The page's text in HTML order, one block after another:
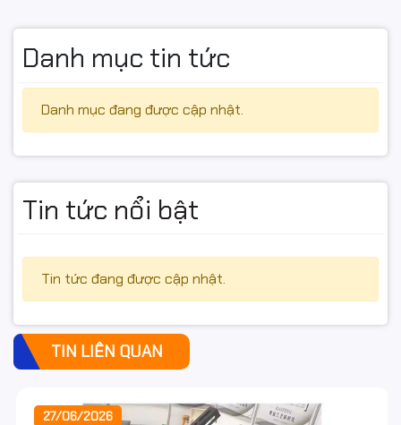
Danh mục tin tức
Danh mục đang được cập nhật.
Tin tức nổi bật
Tin tức đang được cập nhật.
TIN LIÊN QUAN
27/06/2026